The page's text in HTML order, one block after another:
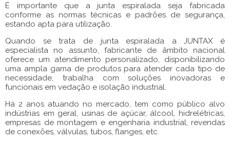
É importante que a junta espiralada seja fabricada
conforme as normas técnicas e padrões de segurança,
estando apta para utilização.
Quando se trata de junta espiralada a JUNTAX é
especialista no assunto, fabricante de âmbito nacional
oferece um atendimento personalizado, disponibilizando
uma ampla gama de produtos para atender cada tipo de
necessidade, trabalha com soluções inovadoras e
funcionais em vedação e isolação industrial.
Há 2 anos atuando no mercado, tem como público alvo
indústrias em geral, usinas de açúcar, álcool, hidrelétricas,
empresas de montagem e engenharia industrial, revendas
de conexões, válvulas, tubos, flanges, etc.